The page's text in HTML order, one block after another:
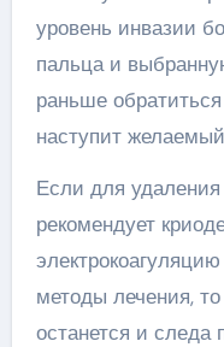
уровень инвазии
пальца и
раньше
наступит
Если для
рекомендует
методы лечения,
останется и следа